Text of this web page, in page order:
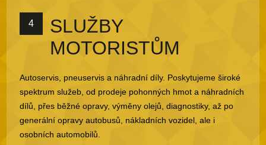
4
SLUŽBY
MOTORISTŮM
Autoservis, pneuservis a náhradní díly. Poskytujeme široké
spektrum služeb, od prodeje pohonných hmot a náhradních
dílů, přes běžné opravy, výměny olejů, diagnostiky, až po
generální opravy autobusů, nákladních vozidel, ale i
osobních automobilů.